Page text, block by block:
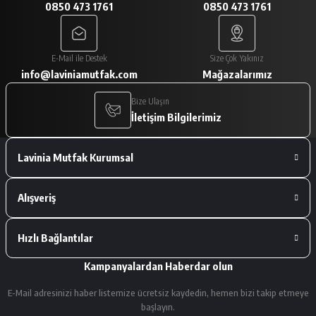
A... V... | 29/01/2026
Paketleme çok iyiydi. Ürünler tam
istediğimiz gibiydi.
A... V... | 29/01/2026
Deneyimini Paylaş
0850 473 1761 0850 473 1761
E-Mail ile Destek
info@laviniamutfak.com
Size Çok Yakınız
Mağazalarımız
Bize Ulaşın
İletişim Bilgilerimiz
Lavinia Mutfak Kurumsal
Alışveriş
Hızlı Bağlantılar
Kampanyalardan Haberdar olun
E-Mail adresinizi haber listemize ücretsiz kaydedin, hemen bizi takip etmeye
başlayın.